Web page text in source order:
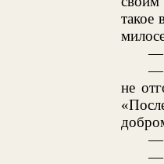
такое
—
—
не
—
—